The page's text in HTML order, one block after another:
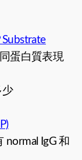
蛋白質表現
少
normal IgG 和